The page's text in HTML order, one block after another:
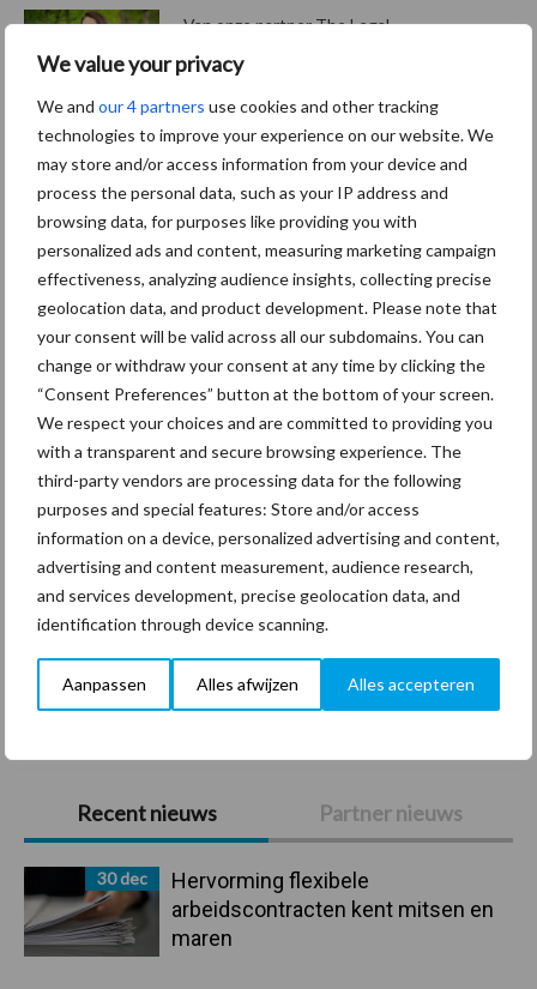
We value your privacy
We and our 4 partners use cookies and other tracking
technologies to improve your experience on our website. We
may store and/or access information from your device and
process the personal data, such as your IP address and
browsing data, for purposes like providing you with
personalized ads and content, measuring marketing campaign
effectiveness, analyzing audience insights, collecting precise
geolocation data, and product development. Please note that
your consent will be valid across all our subdomains. You can
change or withdraw your consent at any time by clicking the
“Consent Preferences” button at the bottom of your screen.
We respect your choices and are committed to providing you
with a transparent and secure browsing experience. The
third-party vendors are processing data for the following
purposes and special features: Store and/or access
information on a device, personalized advertising and content,
advertising and content measurement, audience research,
and services development, precise geolocation data, and
identification through device scanning.
Aanpassen Alles afwijzen Alles accepteren
Primaire
Sidebar
Recent nieuws Partner nieuws
30 dec
Hervorming flexibele
arbeidscontracten kent mitsen en
maren
Van onze partner The Legal
Company
persoonsgegevens: grip op
de risico’s
Hervorming flexibele
arbeidscontracten kent
mitsen en maren
Thema's Vakpartners
Coronavirus UVC
Toon meer